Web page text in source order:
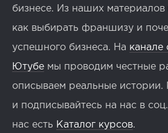
бизнесе. Из наших материалов
как выбирать франшизу и
успешного бизнеса. На канале
Ютубе мы проводим честные
описываем реальные истории.
и подписывайтесь на нас в
нас есть Каталог курсов.